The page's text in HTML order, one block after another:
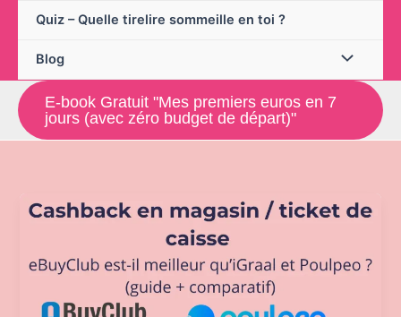
Quiz – Quelle tirelire sommeille en toi ?
Blog
E-book Gratuit "Mes premiers euros en 7
jours (avec zéro budget de départ)"